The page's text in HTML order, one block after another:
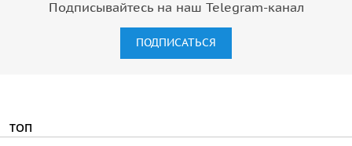
Подписывайтесь на наш Telegram-канал
ПОДПИСАТЬСЯ
ТОП